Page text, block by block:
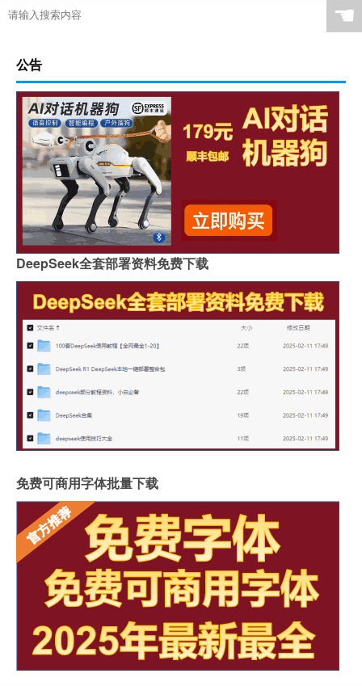
☚
公告
DeepSeek全套部署资料免费下载
免费可商用字体批量下载